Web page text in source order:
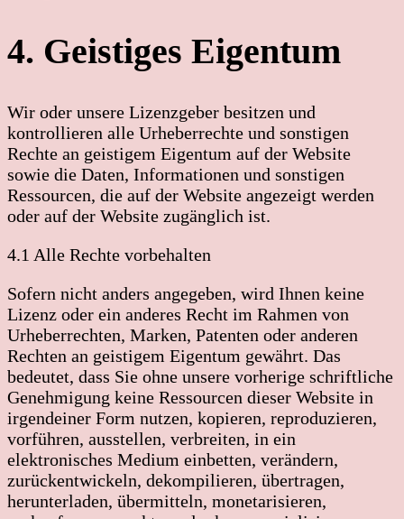
4. Geistiges Eigentum
Wir oder unsere Lizenzgeber besitzen und
kontrollieren alle Urheberrechte und sonstigen
Rechte an geistigem Eigentum auf der Website
sowie die Daten, Informationen und sonstigen
Ressourcen, die auf der Website angezeigt werden
oder auf der Website zugänglich ist.
4.1 Alle Rechte vorbehalten
Sofern nicht anders angegeben, wird Ihnen keine
Lizenz oder ein anderes Recht im Rahmen von
Urheberrechten, Marken, Patenten oder anderen
Rechten an geistigem Eigentum gewährt. Das
bedeutet, dass Sie ohne unsere vorherige schriftliche
Genehmigung keine Ressourcen dieser Website in
irgendeiner Form nutzen, kopieren, reproduzieren,
vorführen, ausstellen, verbreiten, in ein
elektronisches Medium einbetten, verändern,
zurückentwickeln, dekompilieren, übertragen,
herunterladen, übermitteln, monetarisieren,